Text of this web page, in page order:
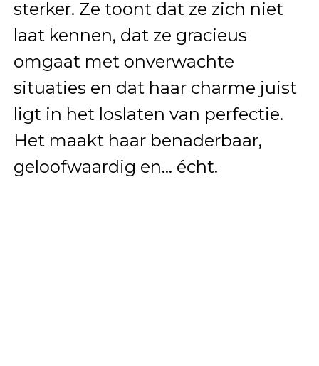
sterker. Ze toont dat ze zich niet
laat kennen, dat ze gracieus
omgaat met onverwachte
situaties en dat haar charme juist
ligt in het loslaten van perfectie.
Het maakt haar benaderbaar,
geloofwaardig en… écht.